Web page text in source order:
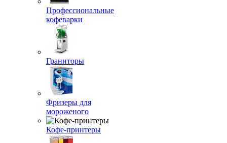
Профессиональные
кофеварки
Граниторы
Фризеры для
мороженого
Кофе-принтеры